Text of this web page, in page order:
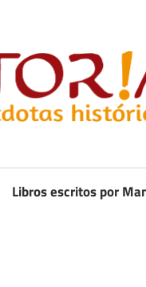
Libros escritos por